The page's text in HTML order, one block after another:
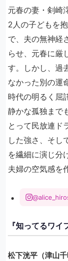
元春の妻・剣崎
2人の子どもを
で、夫の無神経
らせ、元春に厳
す。しかし、過
なかった別の運
時代の明るく屈
静かな孤独まで
とって民放連ド
した強さ、そし
を繊細に演じ分
夫婦の空気感を
『知ってるワ
松下洸平（津山千